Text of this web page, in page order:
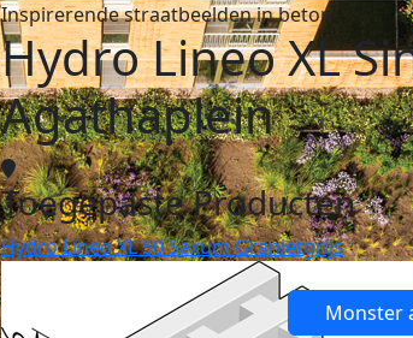
Inspirerende straatbeelden in beton
Hydro Lineo XL
Agathaplein
Toegepaste Producten
Hydro Lineo XL 50 Saxum Granietgrijs
Monster